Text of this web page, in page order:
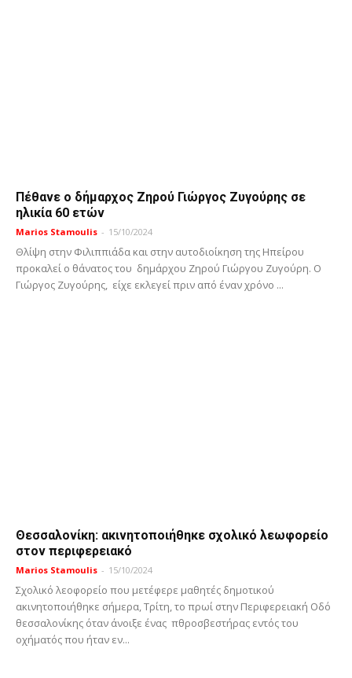
Πέθανε ο δήμαρχος Ζηρού Γιώργος Ζυγούρης σε
ηλικία 60 ετών
Marios Stamoulis - 15/10/2024
Θλίψη στην Φιλιππιάδα και στην αυτοδιοίκηση της Ηπείρου
προκαλεί ο θάνατος του δημάρχου Ζηρού Γιώργου Ζυγούρη. Ο
Γιώργος Ζυγούρης, είχε εκλεγεί πριν από έναν χρόνο ...
Θεσσαλονίκη: ακινητοποιήθηκε σχολικό λεωφορείο
στον περιφερειακό
Marios Stamoulis - 15/10/2024
Σχολικό λεοφορείο που μετέφερε μαθητές δημοτικού
ακινητοποιήθηκε σήμερα, Τρίτη, το πρωί στην Περιφερειακή Οδό
θεσσαλονίκης όταν άνοιξε ένας πθροσβεστήρας εντός του
οχήματός που ήταν εν...